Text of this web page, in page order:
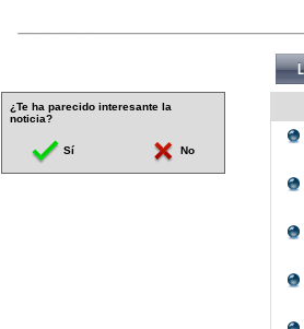
¿Te ha parecido interesante la
noticia?
Sí No